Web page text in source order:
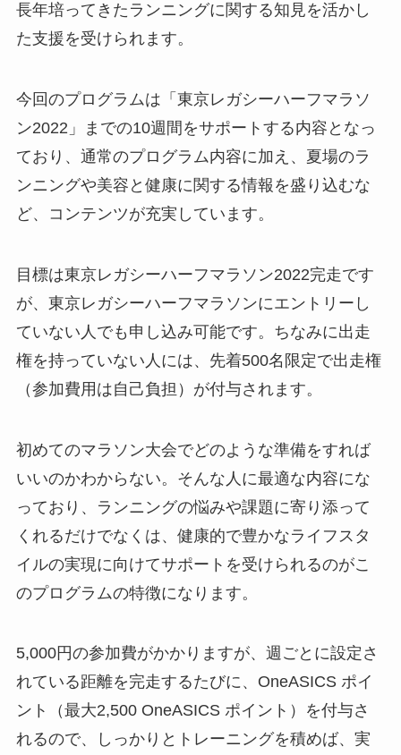
長年培ってきたランニングに関する知見を活かし
た支援を受けられます。
今回のプログラムは「東京レガシーハーフマラソ
ン2022」までの10週間をサポートする内容となっ
ており、通常のプログラム内容に加え、夏場のラ
ンニングや美容と健康に関する情報を盛り込むな
ど、コンテンツが充実しています。
目標は東京レガシーハーフマラソン2022完走です
が、東京レガシーハーフマラソンにエントリーし
ていない人でも申し込み可能です。ちなみに出走
権を持っていない人には、先着500名限定で出走権
（参加費用は自己負担）が付与されます。
初めてのマラソン大会でどのような準備をすれば
いいのかわからない。そんな人に最適な内容にな
っており、ランニングの悩みや課題に寄り添って
くれるだけでなくは、健康的で豊かなライフスタ
イルの実現に向けてサポートを受けられるのがこ
のプログラムの特徴になります。
5,000円の参加費がかかりますが、週ごとに設定さ
れている距離を完走するたびに、OneASICS ポイ
ント（最大2,500 OneASICS ポイント）を付与さ
れるので、しっかりとトレーニングを積めば、実